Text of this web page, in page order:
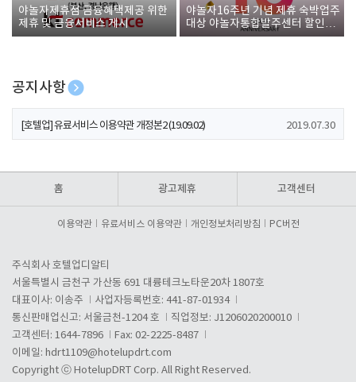
야놀자제휴점 금융혜택제공 위한
제휴 및 금융서비스 게시
야놀자16주년 기념 제휴 숙박업주
대상 야놀자통합발주센터 할인쿠
폰 증정
공지사항
[호텔업] 개인정보 처리방침 개정본1 (19.09.02)
[호텔업] 유료서비스 이용약관 개정본2 (19.09.02) 2019.07.30
홈 광고제휴 고객센터
이용약관 유료서비스 이용약관 개인정보처리방침 PC버전
주식회사 호텔업디알티
서울특별시 금천구 가산동 691 대륭테크노타운20차 1807호
대표이사: 이송주
사업자등록번호: 441-87-01934
통신판매업신고: 서울금천-1204 호
직업정보: J1206020200010
고객센터: 1644-7896
Fax: 02-2225-8487
이메일: hdrt1109@hotelupdrt.com
Copyright ⓒ HotelupDRT Corp. All Right Reserved.